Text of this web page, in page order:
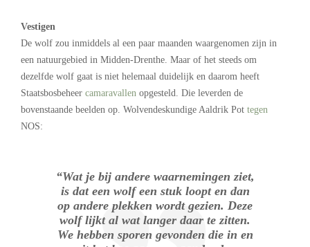
Vestigen
De wolf zou inmiddels al een paar maanden waargenomen zijn in
een natuurgebied in Midden-Drenthe. Maar of het steeds om
dezelfde wolf gaat is niet helemaal duidelijk en daarom heeft
Staatsbosbeheer camaravallen opgesteld. Die leverden de
bovenstaande beelden op. Wolvendeskundige Aaldrik Pot tegen
NOS:
“Wat je bij andere waarnemingen ziet,
is dat een wolf een stuk loopt en dan
op andere plekken wordt gezien. Deze
wolf lijkt al wat langer daar te zitten.
We hebben sporen gevonden die in en